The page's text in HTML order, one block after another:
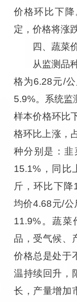
价格环比下
定，价格将涨
四、蔬菜
从监测品
格为6.28元/
5.9%。系统监
样本价格环比
格环比上涨，
种分别是：
15.1%，同比
斤，环比下降
均价4.68元/公
11.9%。蔬
品，受气候、
价格总是处于
温持续回升，
长，产量增加